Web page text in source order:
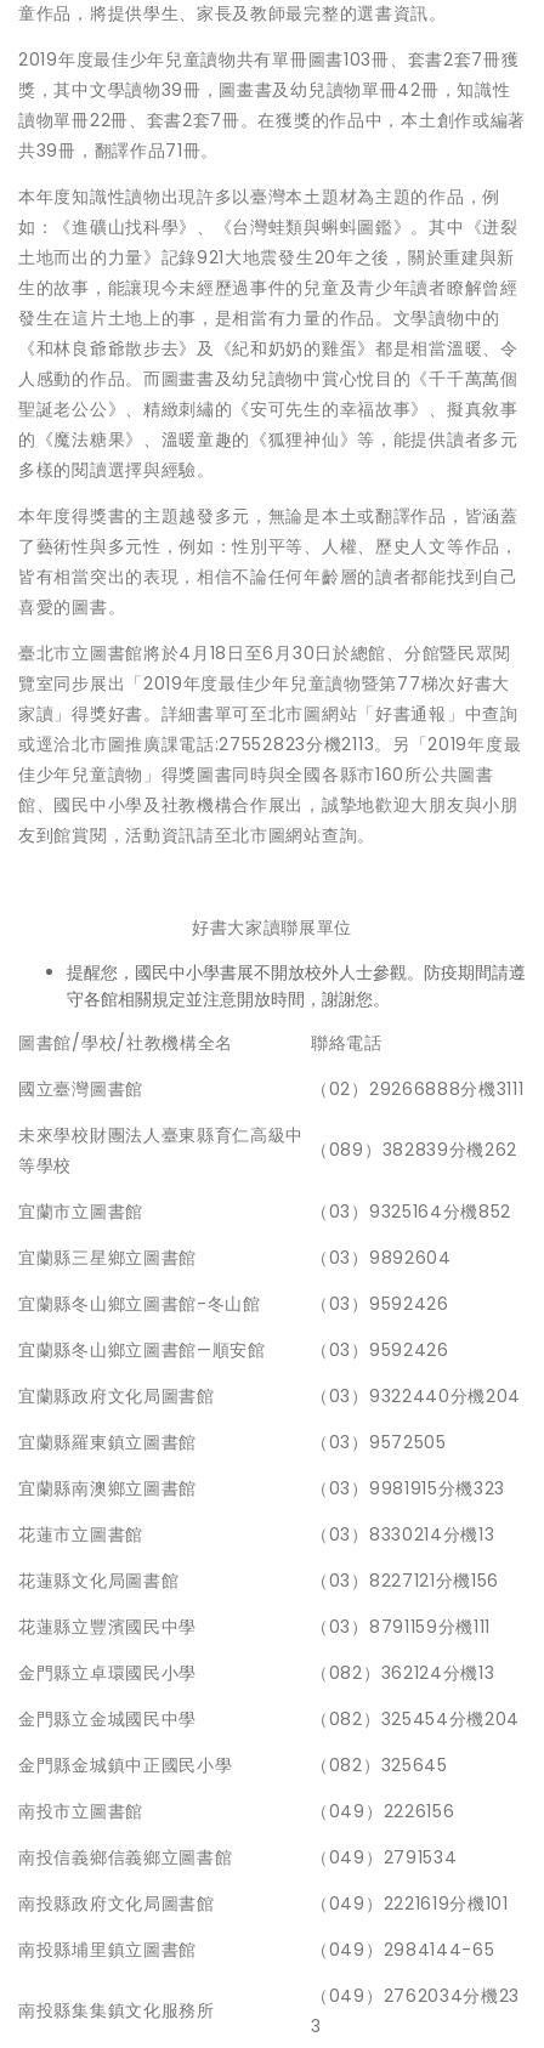
童作品，將提供學生、家長及教師最完整的選書資訊。
2019年度最佳少年兒童讀物共有單冊圖書103冊、套書2套7冊獲
獎，其中文學讀物39冊，圖畫書及幼兒讀物單冊42冊，知識性
讀物單冊22冊、套書2套7冊。在獲獎的作品中，本土創作或編著
共39冊，翻譯作品71冊。
本年度知識性讀物出現許多以臺灣本土題材為主題的作品，例
如：《進礦山找科學》、《台灣蛙類與蝌蚪圖鑑》。其中《迸裂
土地而出的力量》記錄921大地震發生20年之後，關於重建與新
生的故事，能讓現今未經歷過事件的兒童及青少年讀者瞭解曾經
發生在這片土地上的事，是相當有力量的作品。文學讀物中的
《和林良爺爺散步去》及《紀和奶奶的雞蛋》都是相當溫暖、令
人感動的作品。而圖畫書及幼兒讀物中賞心悅目的《千千萬萬個
聖誕老公公》、精緻刺繡的《安可先生的幸福故事》、擬真敘事
的《魔法糖果》、溫暖童趣的《狐狸神仙》等，能提供讀者多元
多樣的閱讀選擇與經驗。
本年度得獎書的主題越發多元，無論是本土或翻譯作品，皆涵蓋
了藝術性與多元性，例如：性別平等、人權、歷史人文等作品，
皆有相當突出的表現，相信不論任何年齡層的讀者都能找到自己
喜愛的圖書。
臺北市立圖書館將於4月18日至6月30日於總館、分館暨民眾閱
覽室同步展出「2019年度最佳少年兒童讀物暨第77梯次好書大
家讀」得獎好書。詳細書單可至北市圖網站「好書通報」中查詢
或逕洽北市圖推廣課電話:27552823分機2113。另「2019年度最
佳少年兒童讀物」得獎圖書同時與全國各縣市160所公共圖書
館、國民中小學及社教機構合作展出，誠摯地歡迎大朋友與小朋
友到館賞閱，活動資訊請至北市圖網站查詢。
好書大家讀聯展單位
提醒您，國民中小學書展不開放校外人士參觀。防疫期間請遵
守各館相關規定並注意開放時間，謝謝您。
圖書館/學校/社教機構全名
聯絡電話
國立臺灣圖書館
（02）29266888分機3111
未來學校財團法人臺東縣育仁高級中
等學校
（089）382839分機262
宜蘭市立圖書館
（03）9325164分機852
宜蘭縣三星鄉立圖書館
（03）9892604
宜蘭縣冬山鄉立圖書館-冬山館
（03）9592426
宜蘭縣冬山鄉立圖書館—順安館
（03）9592426
宜蘭縣政府文化局圖書館
（03）9322440分機204
宜蘭縣羅東鎮立圖書館
（03）9572505
宜蘭縣南澳鄉立圖書館
（03）9981915分機323
花蓮市立圖書館
（03）8330214分機13
花蓮縣文化局圖書館
（03）8227121分機156
花蓮縣立豐濱國民中學
（03）8791159分機111
金門縣立卓環國民小學
（082）362124分機13
金門縣立金城國民中學
（082）325454分機204
金門縣金城鎮中正國民小學
（082）325645
南投市立圖書館
（049）2226156
南投信義鄉信義鄉立圖書館
（049）2791534
南投縣政府文化局圖書館
（049）2221619分機101
南投縣埔里鎮立圖書館
（049）2984144-65
南投縣集集鎮文化服務所
（049）2762034分機23
3